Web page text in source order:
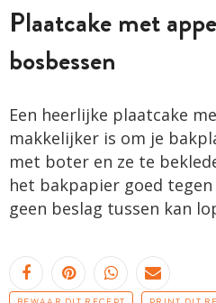
Plaatcake met
bosbessen
Een heerlijke plaatcake
makkelijker is om je
met boter en ze te
het bakpapier goed
geen beslag tussen kan